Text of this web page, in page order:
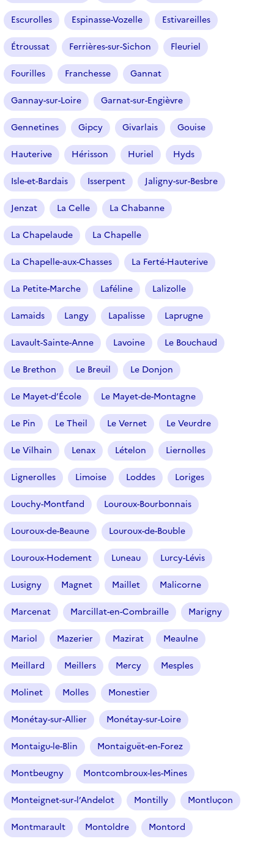
Escurolles Espinasse-Vozelle Estivareilles
Étroussat Ferrières-sur-Sichon Fleuriel
Fourilles Franchesse Gannat
Gannay-sur-Loire Garnat-sur-Engièvre
Gennetines Gipcy Givarlais Gouise
Hauterive Hérisson Huriel Hyds
Isle-et-Bardais Isserpent Jaligny-sur-Besbre
Jenzat La Celle La Chabanne
La Chapelaude La Chapelle
La Chapelle-aux-Chasses La Ferté-Hauterive
La Petite-Marche Laféline Lalizolle
Lamaids Langy Lapalisse Laprugne
Lavault-Sainte-Anne Lavoine Le Bouchaud
Le Brethon Le Breuil Le Donjon
Le Mayet-d’École Le Mayet-de-Montagne
Le Pin Le Theil Le Vernet Le Veurdre
Le Vilhain Lenax Lételon Liernolles
Lignerolles Limoise Loddes Loriges
Louchy-Montfand Louroux-Bourbonnais
Louroux-de-Beaune Louroux-de-Bouble
Louroux-Hodement Luneau Lurcy-Lévis
Lusigny Magnet Maillet Malicorne
Marcenat Marcillat-en-Combraille Marigny
Mariol Mazerier Mazirat Meaulne
Meillard Meillers Mercy Mesples
Molinet Molles Monestier
Monétay-sur-Allier Monétay-sur-Loire
Montaigu-le-Blin Montaiguët-en-Forez
Montbeugny Montcombroux-les-Mines
Monteignet-sur-l’Andelot Montilly Montluçon
Montmarault Montoldre Montord